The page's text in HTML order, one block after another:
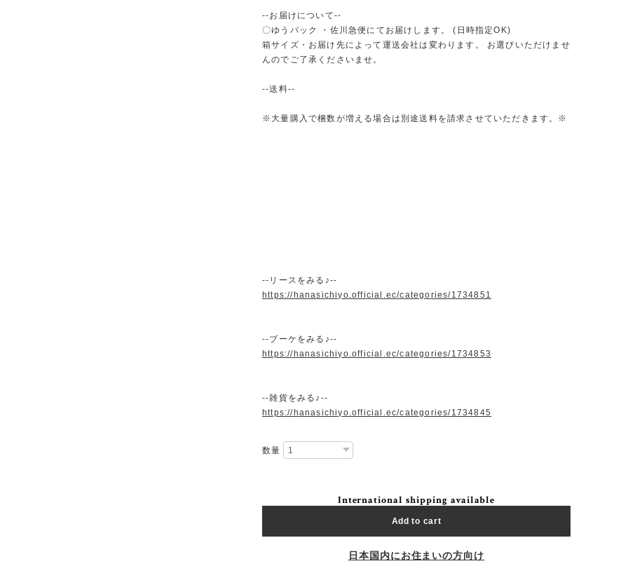
--お届けについて--
〇ゆうパック ・佐川急便にてお届けします。 (日時指定OK)
箱サイズ・お届け先によって運送会社は変わります。 お選びいただけませ
んのでご了承くださいませ。
--送料--
※大量購入で梱数が増える場合は別途送料を請求させていただきます。※
--リースをみる♪--
https://hanasichiyo.official.ec/categories/1734851
--ブーケをみる♪--
https://hanasichiyo.official.ec/categories/1734853
--雑貨をみる♪--
https://hanasichiyo.official.ec/categories/1734845
数量
International shipping available
Add to cart
日本国内にお住まいの方向け